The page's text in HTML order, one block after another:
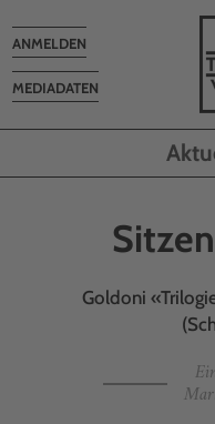
MEDIADATEN
Toggle
navigation
ANMELDEN
Goldoni